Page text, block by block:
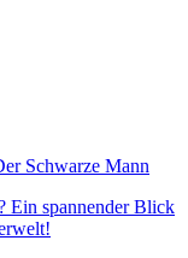
Schwarze Mann
Ein spannender Blick